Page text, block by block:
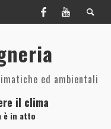
ed ambientali
il clima
è in atto